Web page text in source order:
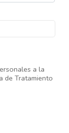
a la
de Tratamiento